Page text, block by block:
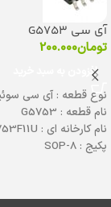
آی سی G5753
تومان200.000
افزودن به سبد خرید
نوع قطعه : آی سی
نام قطعه : G5753
نام کارخانه ای : G5753F11U
پکیج : SOP-8